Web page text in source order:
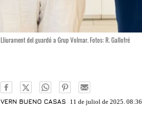
Lliurament del guardó a Grup Volmar. Fotos: R. Gallofré
VERN BUENO CASAS 11 de juliol de 2025. 08:36